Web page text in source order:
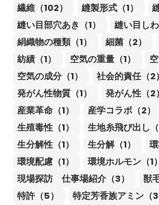
繊維（102）
縫製形式（1）
縫い目部穴あき（1）
縫い目しわ
絹織物の種類（1）
細菌（2）
紡績（1）
空気の重量（1）
空気の成分（1）
社会的責任（2）
発がん性物質（1）
発がん性（2）
産業革命（1）
産学コラボ（2）
生殖毒性（1）
生地糸飛び出し（
生分解性（1）
生分解（1）
環境配慮（1）
環境ホルモン（1）
現場探訪 仕事場紹介（3）
獣
特許（5）
特定芳香族アミン（3